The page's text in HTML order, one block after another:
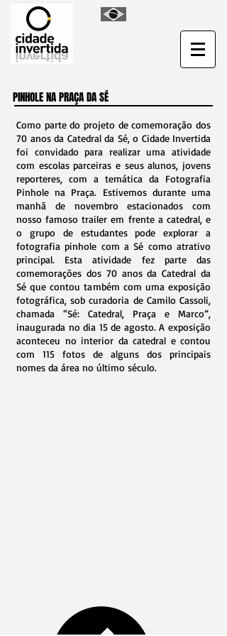
PINHOLE NA PRAÇA DA SÉ
Como parte do projeto de comemoração dos
70 anos da Catedral da Sé, o Cidade Invertida
foi convidado para realizar uma atividade
com escolas parceiras e seus alunos, jovens
reporteres, com a temática da Fotografia
Pinhole na Praça. Estivemos durante uma
manhã de novembro estacionados com
nosso famoso trailer em frente a catedral, e
o grupo de estudantes pode explorar a
fotografia pinhole com a Sé como atrativo
principal. Esta atividade fez parte das
comemorações dos 70 anos da Catedral da
Sé que contou também com uma exposição
fotográfica, sob curadoria de Camilo Cassoli,
chamada “Sé: Catedral, Praça e Marco”,
inaugurada no dia 15 de agosto. A exposição
aconteceu no interior da catedral e contou
com 115 fotos de alguns dos principais
nomes da área no último século.